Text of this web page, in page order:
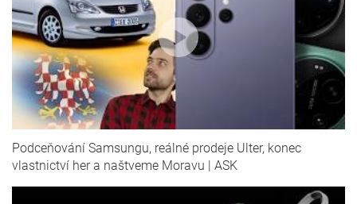
Podceňování Samsungu, reálné prodeje Ulter, konec
vlastnictví her a naštveme Moravu | ASK